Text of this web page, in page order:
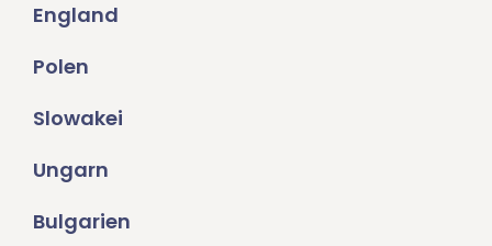
England
Polen
Slowakei
Ungarn
Bulgarien